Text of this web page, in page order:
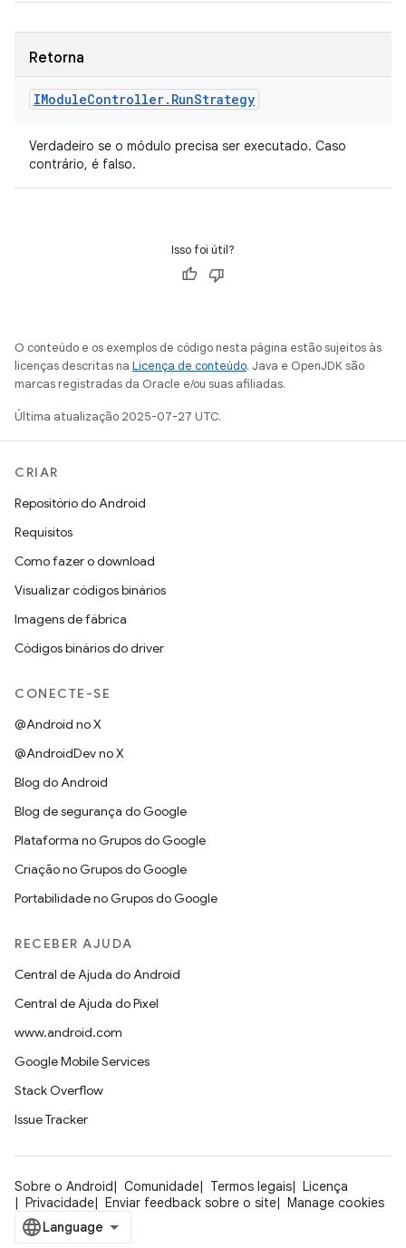
Retorna
IModuleController. RunStrategy
Verdadeiro se o módulo precisa ser executado. Caso
contrário, é falso.
Isso foi útil?
O conteúdo e os exemplos de código nesta página estão sujeitos às
licenças descritas na Licença de conteúdo. Java e OpenJDK são
marcas registradas da Oracle e/ou suas afiliadas.
Última atualização 2025-07-27 UTC.
CRIAR
Repositório do Android
Requisitos
Como fazer o download
Visualizar códigos binários
Imagens de fábrica
Códigos binários do driver
CONECTE-SE
@Android no X
@AndroidDev no X
Blog do Android
Blog de segurança do Google
Plataforma no Grupos do Google
Criação no Grupos do Google
Portabilidade no Grupos do Google
RECEBER AJUDA
Central de Ajuda do Android
Central de Ajuda do Pixel
www.android.com
Google Mobile Services
Stack Overflow
Issue Tracker
Sobre o Android Comunidade Termos legais
Licença
Privacidade
Enviar feedback sobre o site Manage cookies